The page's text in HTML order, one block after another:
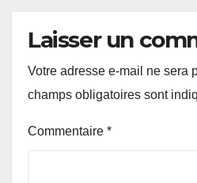
Laisser un
Votre adresse e-mail ne sera
champs obligatoires sont
Commentaire *